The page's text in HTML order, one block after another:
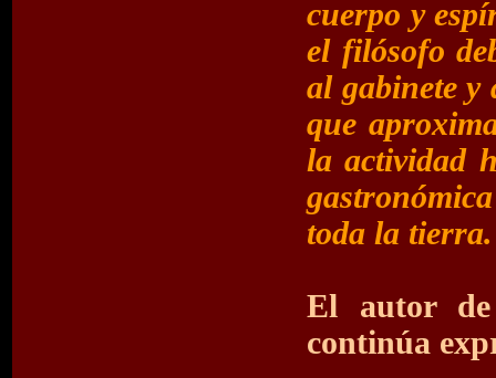
cuerpo y
el filósofo
al gabinete y
que
la actividad
toda la
El autor
continúa